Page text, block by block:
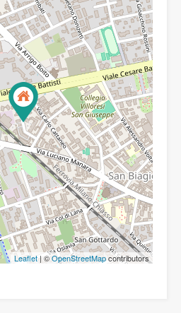
Leaflet| ©OpenStreetMapcontributors